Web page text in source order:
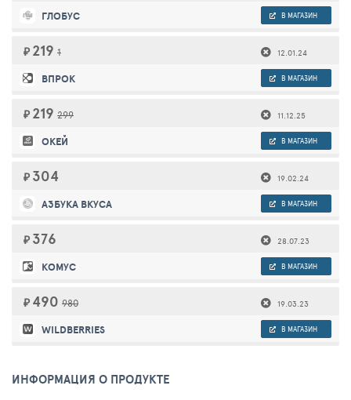
ГЛОБУС В МАГАЗИН
₽ 219 1 12.01.24
ВПРОК В МАГАЗИН
₽ 219 299 11.12.25
ОКЕЙ В МАГАЗИН
₽ 304 19.02.24
АЗБУКА ВКУСА В МАГАЗИН
₽ 376 28.07.23
КОМУС В МАГАЗИН
₽ 490 980 19.03.23
WILDBERRIES В МАГАЗИН
ИНФОРМАЦИЯ О ПРОДУКТЕ